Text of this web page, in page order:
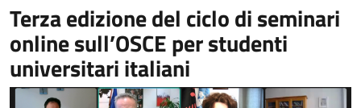
Terza edizione del ciclo di seminari
online sull’OSCE per studenti
universitari italiani